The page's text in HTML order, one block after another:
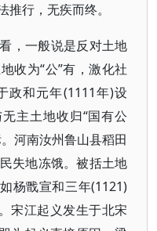
推行，无疾而终。
，一般说是反对土地
收为“公”有，激化社
政和元年(1111年)设
主土地收归“国有公
河南汝州鲁山县稻田
失地冻饿。被括土地
杨戬宣和三年(1121)
宋江起义发生于北宋